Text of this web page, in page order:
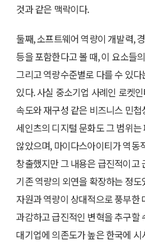
것과 같은 맥락이다.
둘째, 소프트웨어 역량이 개발력,
등을 포함한다고 볼 때, 이 요소들
그리고 역량수준별로 다를 수 있
있다. 사실 중소기업 사례인 로켓
속도와 재구성 같은 비즈니스 민
세인츠의 디지털 문화도 그 범위
않았으며, 마이다스아이티가 역동
창출했지만 그 내용은 급진적이고
기존 역량의 외연을 확장하는 정
자원과 역량이 상대적으로 풍부한
과감하고 급진적인 변혁을 추구할
대기업에 의존도가 높은 한국에